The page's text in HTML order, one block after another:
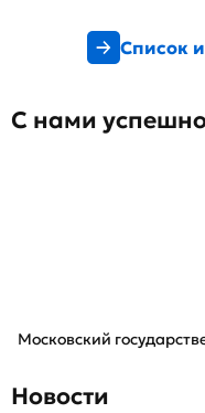
Список
С нами
Московский
Новости